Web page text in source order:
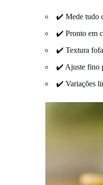
✔️ Mede tudo
✔️ Pronto em
✔️ Textura
✔️ Ajuste fino
✔️ Variações